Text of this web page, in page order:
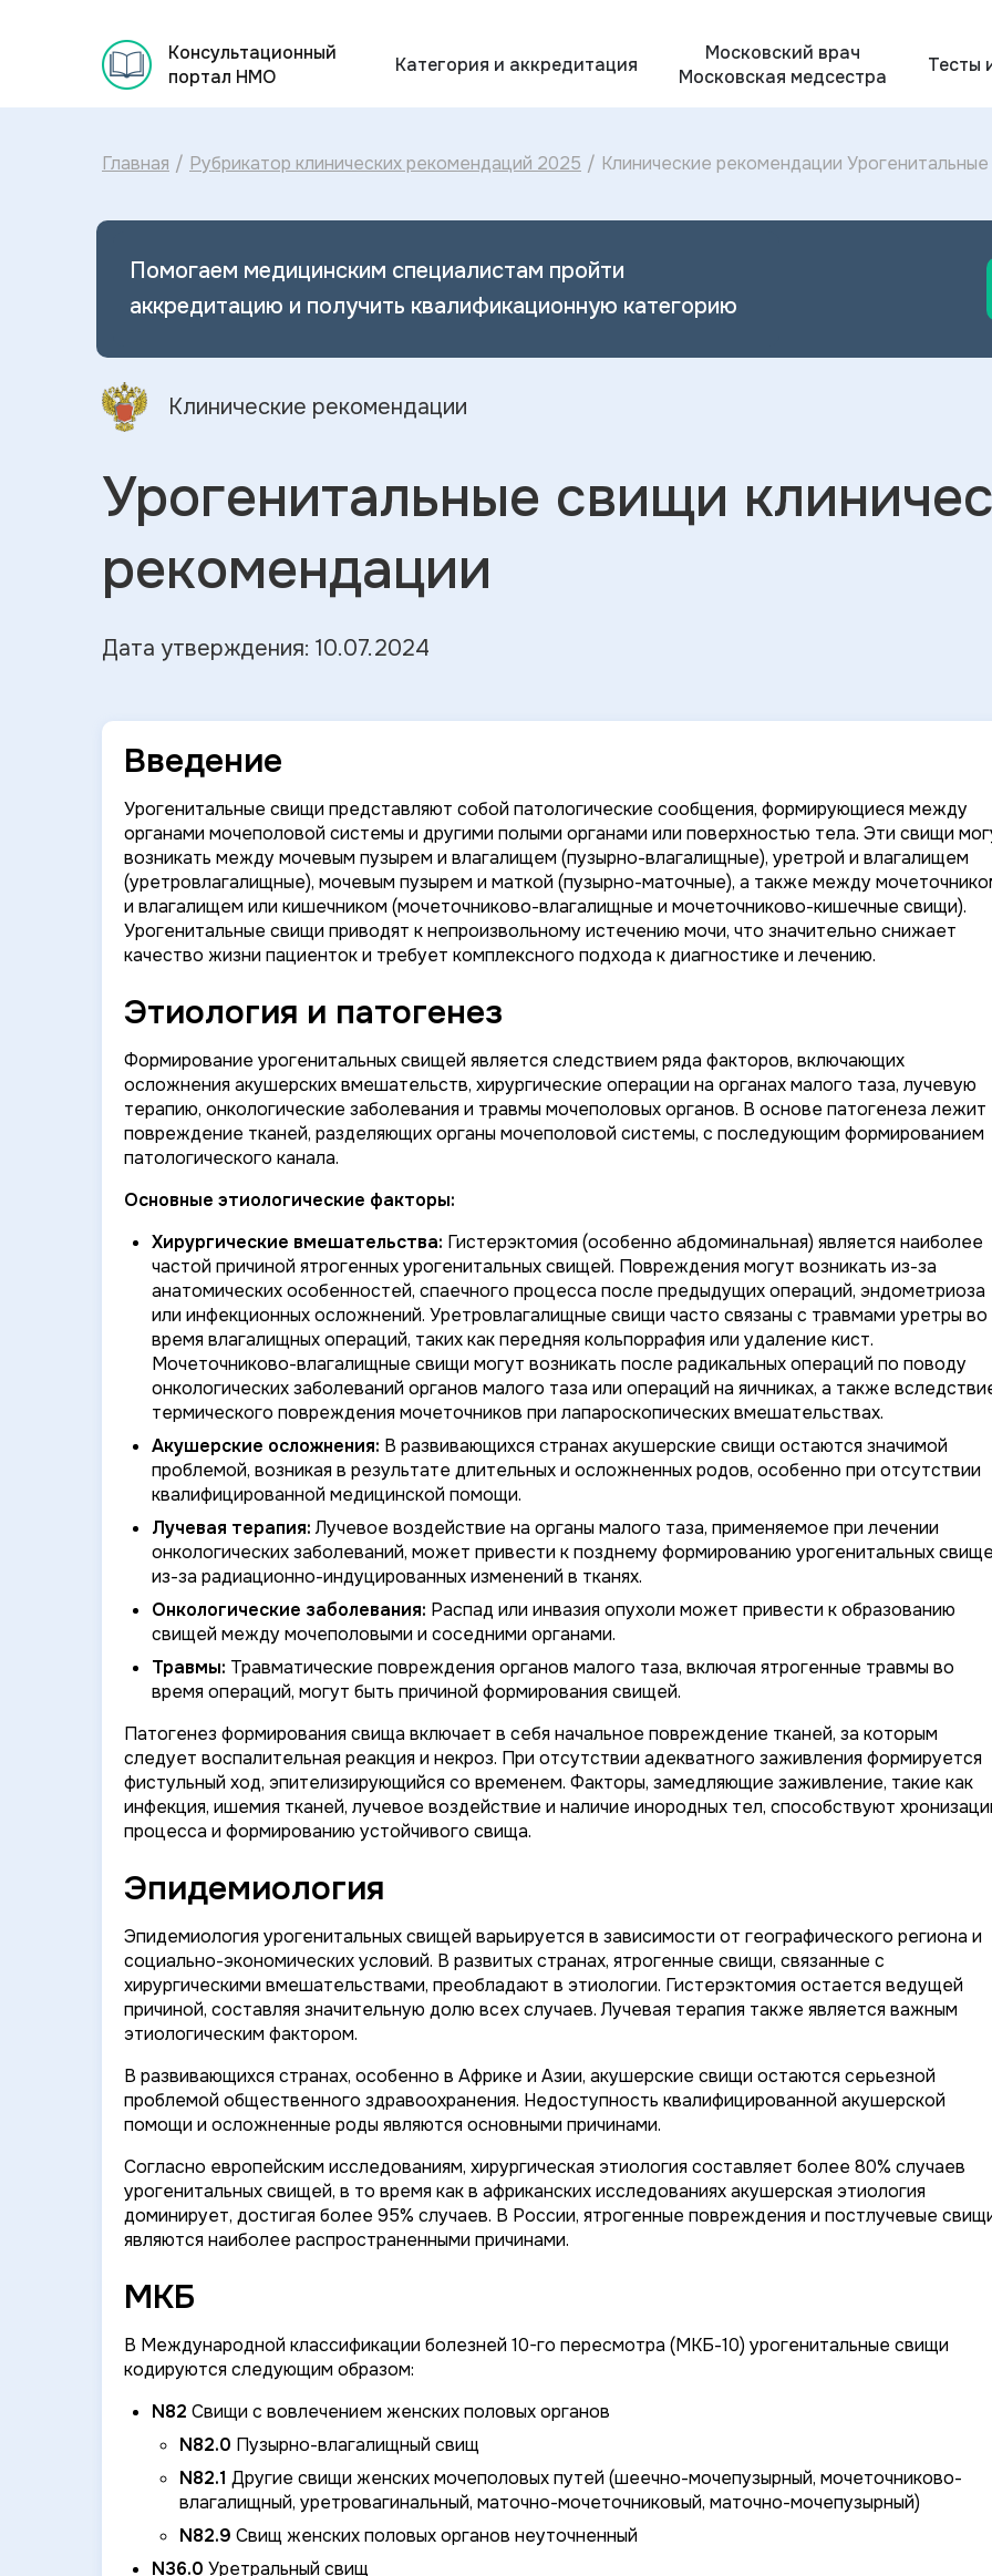
Консультационный
портал НМО
Категория и аккредитация
Московский врач
Московская медсестра
Тесты
Главная / Рубрикатор клинических рекомендаций 2025 / Клинические рекомендации
Помогаем медицинским специалистам пройти
аккредитацию и получить квалификационную категорию
Клинические рекомендации
Урогенитальные свищи
рекомендации
Дата утверждения: 10.07.2024
Введение
Урогенитальные свищи представляют собой патологические сообщения, формирующиеся между
органами мочеполовой системы и другими полыми органами или поверхностью тела. Эти свищи
возникать между мочевым пузырем и влагалищем (пузырно-влагалищные), уретрой и влагалищем
(уретровлагалищные), мочевым пузырем и маткой (пузырно-маточные), а также между
и влагалищем или кишечником (мочеточниково-влагалищные и мочеточниково-кишечные свищи).
Урогенитальные свищи приводят к непроизвольному истечению мочи, что значительно снижает
качество жизни пациенток и требует комплексного подхода к диагностике и лечению.
Этиология и патогенез
Формирование урогенитальных свищей является следствием ряда факторов, включающих
осложнения акушерских вмешательств, хирургические операции на органах малого таза, лучевую
терапию, онкологические заболевания и травмы мочеполовых органов. В основе патогенеза лежит
повреждение тканей, разделяющих органы мочеполовой системы, с последующим формированием
патологического канала.
Основные этиологические факторы:
Хирургические вмешательства: Гистерэктомия (особенно абдоминальная) является наиболее
частой причиной ятрогенных урогенитальных свищей. Повреждения могут возникать из-за
анатомических особенностей, спаечного процесса после предыдущих операций, эндометриоза
или инфекционных осложнений. Уретровлагалищные свищи часто связаны с травмами уретры во
время влагалищных операций, таких как передняя кольпоррафия или удаление кист.
Мочеточниково-влагалищные свищи могут возникать после радикальных операций по поводу
онкологических заболеваний органов малого таза или операций на яичниках, а также
термического повреждения мочеточников при лапароскопических вмешательствах.
Акушерские осложнения: В развивающихся странах акушерские свищи остаются значимой
проблемой, возникая в результате длительных и осложненных родов, особенно при отсутствии
квалифицированной медицинской помощи.
Лучевая терапия:Лучевое воздействие на органы малого таза, применяемое при лечении
онкологических заболеваний, может привести к позднему формированию урогенитальных
из-за радиационно-индуцированных изменений в тканях.
Онкологические заболевания: Распад или инвазия опухоли может привести к образованию
свищей между мочеполовыми и соседними органами.
Травмы: Травматические повреждения органов малого таза, включая ятрогенные травмы во
время операций, могут быть причиной формирования свищей.
Патогенез формирования свища включает в себя начальное повреждение тканей, за которым
следует воспалительная реакция и некроз. При отсутствии адекватного заживления формируется
фистульный ход, эпителизирующийся со временем. Факторы, замедляющие заживление, такие как
инфекция, ишемия тканей, лучевое воздействие и наличие инородных тел, способствуют
процесса и формированию устойчивого свища.
Эпидемиология
Эпидемиология урогенитальных свищей варьируется в зависимости от географического региона и
социально-экономических условий. В развитых странах, ятрогенные свищи, связанные с
хирургическими вмешательствами, преобладают в этиологии. Гистерэктомия остается ведущей
причиной, составляя значительную долю всех случаев. Лучевая терапия также является важным
этиологическим фактором.
В развивающихся странах, особенно в Африке и Азии, акушерские свищи остаются серьезной
проблемой общественного здравоохранения. Недоступность квалифицированной акушерской
помощи и осложненные роды являются основными причинами.
Согласно европейским исследованиям, хирургическая этиология составляет более 80% случаев
урогенитальных свищей, в то время как в африканских исследованиях акушерская этиология
доминирует, достигая более 95% случаев. В России, ятрогенные повреждения и постлучевые
являются наиболее распространенными причинами.
МКБ
В Международной классификации болезней 10-го пересмотра (МКБ-10) урогенитальные свищи
кодируются следующим образом:
N82 Свищи с вовлечением женских половых органов
N82.0 Пузырно-влагалищный свищ
N82.1 Другие свищи женских мочеполовых путей (шеечно-мочепузырный, мочеточниково-
влагалищный, уретровагинальный, маточно-мочеточниковый, маточно-мочепузырный)
N82.9 Свищ женских половых органов неуточненный
N36.0 Уретральный свищ